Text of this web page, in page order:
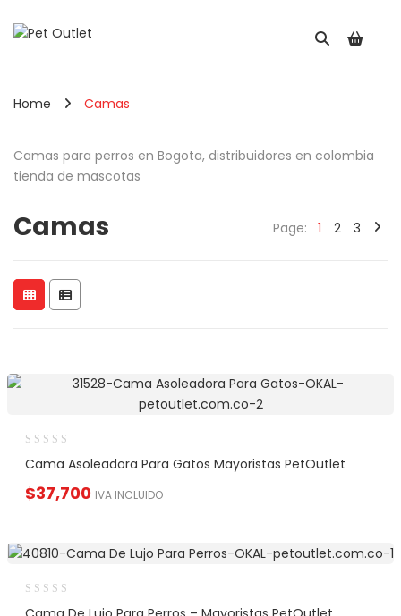
Home Camas
Camas para perros en Bogota, distribuidores en colombia
tienda de mascotas
Camas Page: 1 2 3
Cama Asoleadora Para Gatos Mayoristas PetOutlet
$37,700 IVA INCLUIDO